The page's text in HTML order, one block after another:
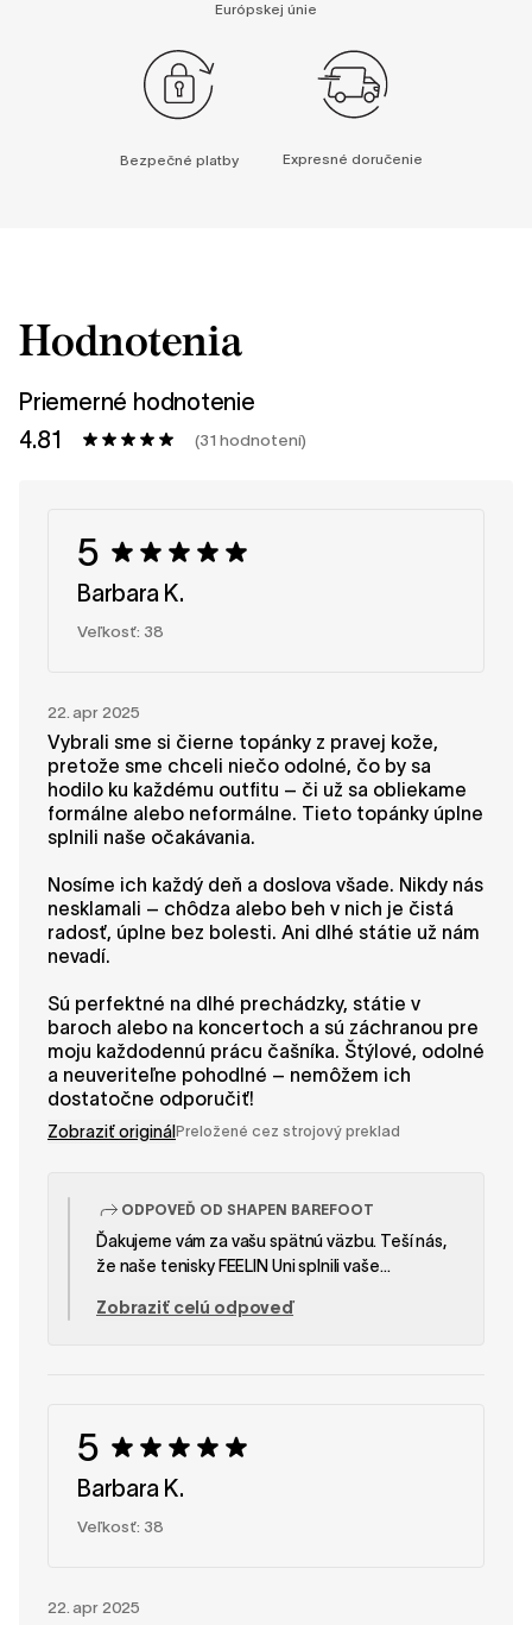
Európskej únie
Bezpečné platby Expresné doručenie
Hodnotenia
Priemerné hodnotenie
4.81
(31 hodnotení)
5
Barbara K.
Veľkosť: 38
22. apr 2025
Vybrali sme si čierne topánky z pravej kože,
pretože sme chceli niečo odolné, čo by sa
hodilo ku každému outfitu – či už sa obliekame
formálne alebo neformálne. Tieto topánky úplne
splnili naše očakávania.
Nosíme ich každý deň a doslova všade. Nikdy nás
nesklamali – chôdza alebo beh v nich je čistá
radosť, úplne bez bolesti. Ani dlhé státie už nám
nevadí.
Sú perfektné na dlhé prechádzky, státie v
baroch alebo na koncertoch a sú záchranou pre
moju každodennú prácu čašníka. Štýlové, odolné
a neuveriteľne pohodlné – nemôžem ich
dostatočne odporučiť!
Zobraziť originál Preložené cez strojový preklad
ODPOVEĎ OD SHAPEN BAREFOOT
Ďakujeme vám za vašu spätnú väzbu. Teší nás,
že naše tenisky FEELIN Uni splnili vaše
každodenného života. Je fantastické vedieť, že
SHAPEN
Zobraziť celú odpoveď
5
Barbara K.
Veľkosť: 38
22. apr 2025